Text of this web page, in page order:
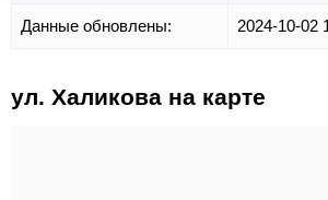
Данные обновлены: 2024-10-02
ул. Халикова на карте